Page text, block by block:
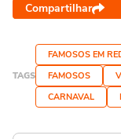
Compartilhar
TAGS
FAMOSOS EM
FAMOSOS
CARNAVAL